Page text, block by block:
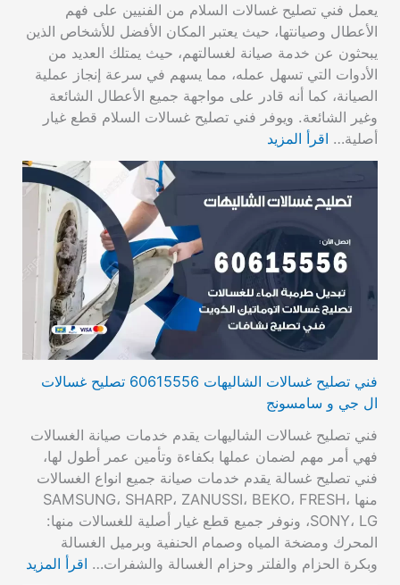
يعمل فني تصليح غسالات السلام من الفنيين على فهم
الأعطال وصيانتها، حيث يعتبر المكان الأفضل للأشخاص الذين
يبحثون عن خدمة صيانة لغسالتهم، حيث يمتلك العديد من
الأدوات التي تسهل عمله، مما يسهم في سرعة إنجاز عملية
الصيانة، كما أنه قادر على مواجهة جميع الأعطال الشائعة
وغير الشائعة. ويوفر فني تصليح غسالات السلام قطع غيار
أصلية… اقرأ المزيد
فني تصليح غسالات الشاليهات 60615556 تصليح غسالات
ال جي و سامسونج
فني تصليح غسالات الشاليهات يقدم خدمات صيانة الغسالات
فهي أمر مهم لضمان عملها بكفاءة وتأمين عمر أطول لها،
فني تصليح غسالة يقدم خدمات صيانة جميع انواع الغسالات
منها SAMSUNG، SHARP، ZANUSSI، BEKO، FRESH،
SONY، LG، ونوفر جميع قطع غيار أصلية للغسالات منها:
المحرك ومضخة المياه وصمام الحنفية وبرميل الغسالة
وبكرة الحزام والفلتر وحزام الغسالة والشفرات… اقرأ المزيد